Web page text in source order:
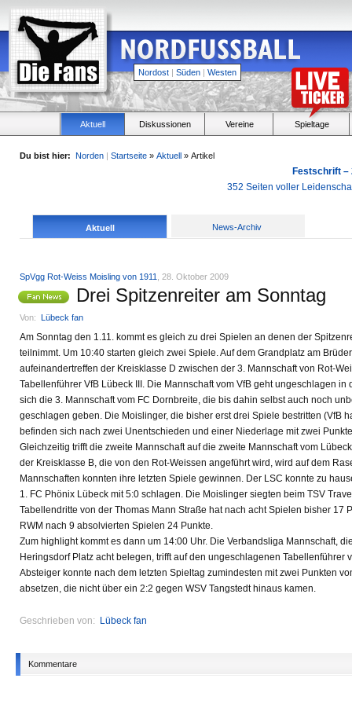
Nordost | Süden | Westen
Aktuell Diskussionen Vereine Spieltage
Du bist hier: Norden | Startseite » Aktuell » Artikel
Festschrift –
352 Seiten voller
Aktuell News-Archiv
SpVgg Rot-Weiss Moisling von 1911 , 28. Oktober 2009
Drei Spitzenreiter am Sonntag
Von: Lübeck fan
Am Sonntag den 1.11. kommt es gleich zu drei Spielen an denen der
teilnimmt. Um 10:40 starten gleich zwei Spiele. Auf dem Grandplatz am
aufeinandertreffen der Kreisklasse D zwischen der 3. Mannschaft von Rot-
Tabellenführer VfB Lübeck III. Die Mannschaft vom VfB geht ungeschlagen in
sich die 3. Mannschaft vom FC Dornbreite, die bis dahin selbst auch noch
geschlagen geben. Die Moislinger, die bisher erst drei Spiele bestritten (VfB
befinden sich nach zwei Unentschieden und einer Niederlage mit zwei
Gleichzeitig trifft die zweite Mannschaft auf die zweite Mannschaft vom
der Kreisklasse B, die von den Rot-Weissen angeführt wird, wird auf dem
Mannschaften konnten ihre letzten Spiele gewinnen. Der LSC konnte zu
1. FC Phönix Lübeck mit 5:0 schlagen. Die Moislinger siegten beim TSV
Tabellendritte von der Thomas Mann Straße hat nach acht Spielen bisher 17
RWM nach 9 absolvierten Spielen 24 Punkte.
Zum highlight kommt es dann um 14:00 Uhr. Die Verbandsliga Mannschaft,
Heringsdorf Platz acht belegen, trifft auf den ungeschlagenen Tabellenführer
Absteiger konnte nach dem letzten Spieltag zumindesten mit zwei Punkten
absetzen, die nicht über ein 2:2 gegen WSV Tangstedt hinaus kamen.
Geschrieben von: Lübeck fan
Kommentare